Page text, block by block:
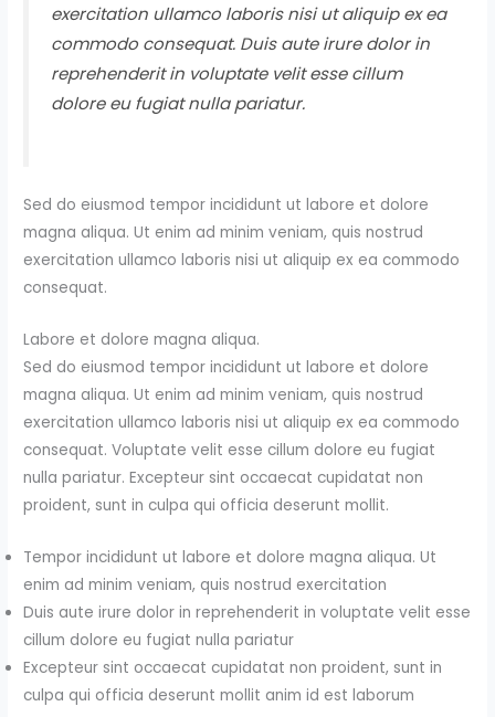
exercitation ullamco laboris nisi ut aliquip ex ea
commodo consequat. Duis aute irure dolor in
reprehenderit in voluptate velit esse cillum
dolore eu fugiat nulla pariatur.
Sed do eiusmod tempor incididunt ut labore et dolore
magna aliqua. Ut enim ad minim veniam, quis nostrud
exercitation ullamco laboris nisi ut aliquip ex ea commodo
consequat.
Labore et dolore magna aliqua.
Sed do eiusmod tempor incididunt ut labore et dolore
magna aliqua. Ut enim ad minim veniam, quis nostrud
exercitation ullamco laboris nisi ut aliquip ex ea commodo
consequat. Voluptate velit esse cillum dolore eu fugiat
nulla pariatur. Excepteur sint occaecat cupidatat non
proident, sunt in culpa qui officia deserunt mollit.
Tempor incididunt ut labore et dolore magna aliqua. Ut
enim ad minim veniam, quis nostrud exercitation
Duis aute irure dolor in reprehenderit in voluptate velit esse
cillum dolore eu fugiat nulla pariatur
Excepteur sint occaecat cupidatat non proident, sunt in
culpa qui officia deserunt mollit anim id est laborum